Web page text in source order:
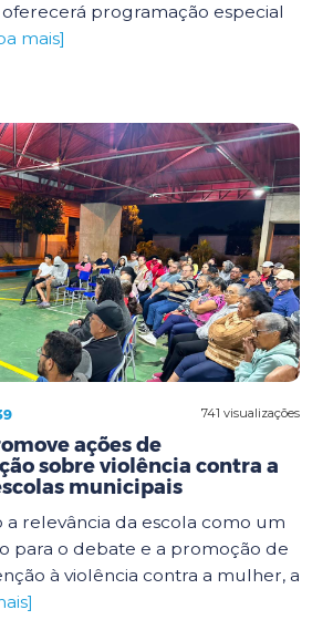
programação especial
mais]
741 visualizações
ações de
sobre violência contra a
municipais
a relevância da escola como um
para o debate e a promoção de
à violência contra a mulher, a